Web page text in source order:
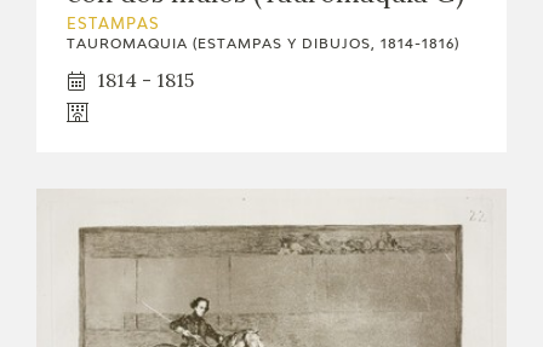
ESTAMPAS
TAUROMAQUIA (ESTAMPAS Y DIBUJOS, 1814-1816)
1814 - 1815